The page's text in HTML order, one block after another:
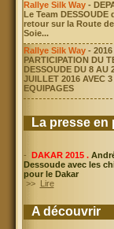
Rallye Silk Way-
Le Team DESSOUDE
retour sur la Route
Soie...
Rallye Silk Way- 2016
PARTICIPATION DU
DESSOUDE DU 8 AU
JUILLET 2016 AVEC 3
EQUIPAGES
La presse en
- DAKAR 2015 .
Dessoude avec les
pour le Dakar
>>
Lire
A découvrir